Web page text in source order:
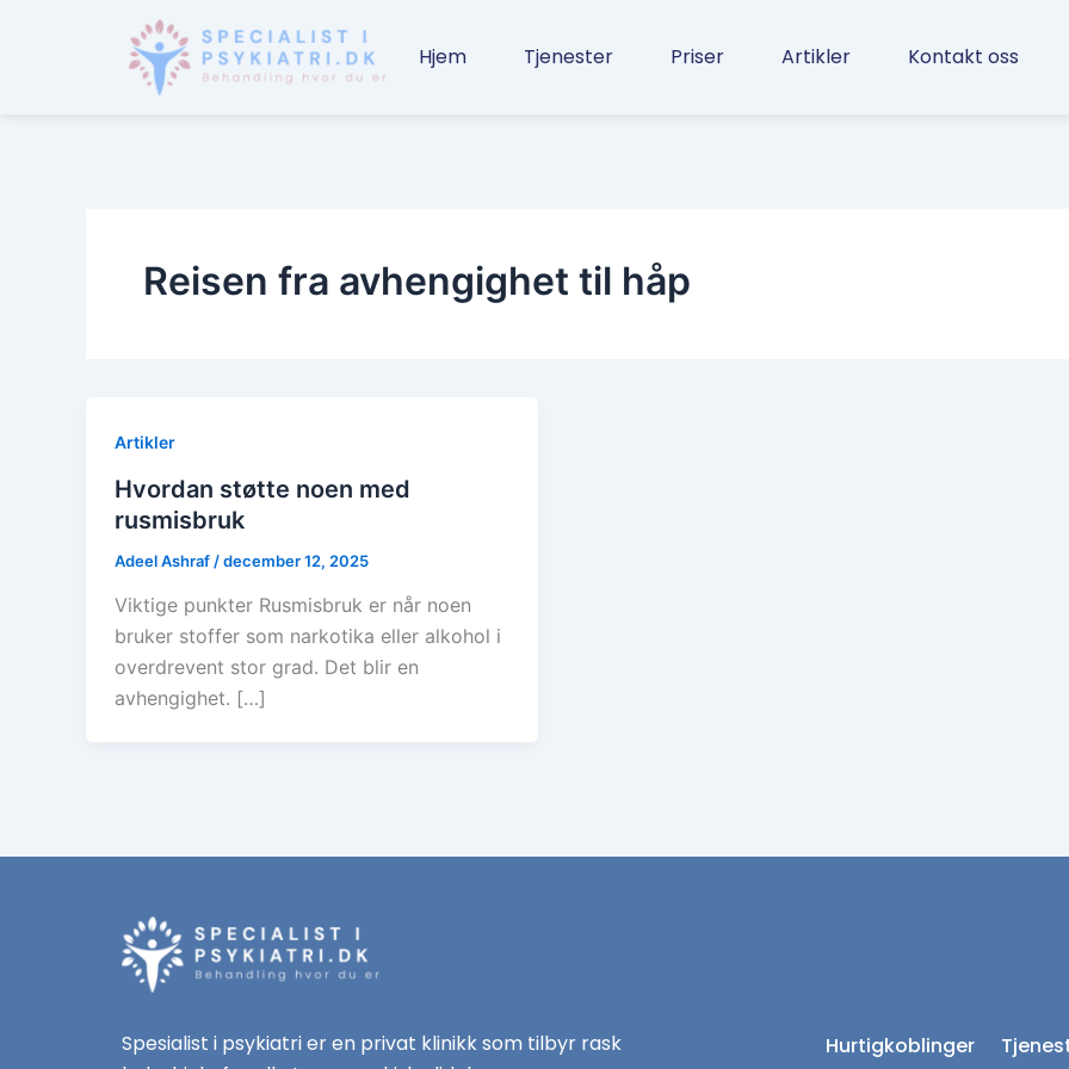
Hjem Tjenester Priser Artikler Kontakt oss
Reisen fra avhengighet til håp
Artikler
Hvordan støtte noen med
rusmisbruk
Adeel Ashraf /december 12, 2025
Viktige punkter Rusmisbruk er når noen
bruker stoffer som narkotika eller alkohol i
overdrevent stor grad. Det blir en
avhengighet. […]
Spesialist i psykiatri er en privat klinikk som tilbyr rask
Hurtigkoblinger